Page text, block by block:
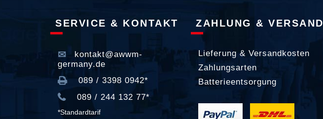
SERVICE & KONTAKT
kontakt@awwm-
germany.de
089 / 3398 0942*
089 / 244 132 77*
*Standardtarif
ZAHLUNG & VERSAND
Lieferung & Versandkosten
Zahlungsarten
Batterieentsorgung